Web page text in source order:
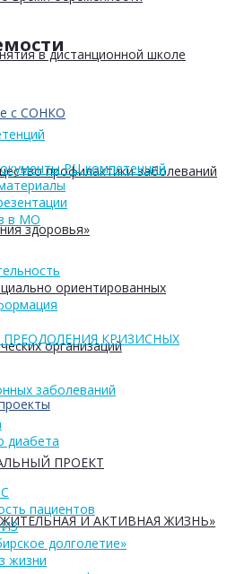
в дистанционной школе
с СОНКО
профилактики заболеваний
здоровья»
ориентированных
организаций
ПРОЕКТ
И АКТИВНАЯ ЖИЗНЬ»
РЦ компетенций
в МО
КРИЗИСНЫХ
заболеваний
диабета
пациентов
долголетие»
жизни